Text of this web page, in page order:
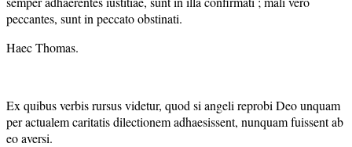
peccantes, sunt in peccato obstinati.
Haec Thomas.
Ex quibus verbis rursus videtur, quod si angeli reprobi Deo unquam
per actualem caritatis dilectionem adhaesissent, nunquam fuissent ab
eo aversi.